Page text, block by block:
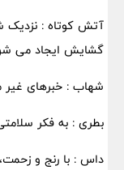
آتش کوتاه : نزدیک
گشایش ایجاد می
شهاب : خبرهای غیر
بطری : به فکر
داس : با رنج و